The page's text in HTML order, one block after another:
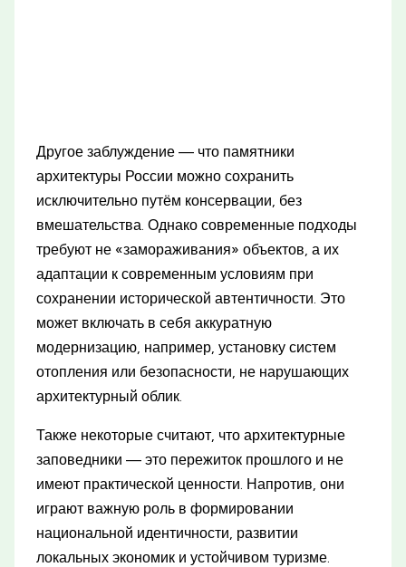
Другое заблуждение — что памятники
архитектуры России можно сохранить
исключительно путём консервации, без
вмешательства. Однако современные подходы
требуют не «замораживания» объектов, а их
адаптации к современным условиям при
сохранении исторической автентичности. Это
может включать в себя аккуратную
модернизацию, например, установку систем
отопления или безопасности, не нарушающих
архитектурный облик.
Также некоторые считают, что архитектурные
заповедники — это пережиток прошлого и не
имеют практической ценности. Напротив, они
играют важную роль в формировании
национальной идентичности, развитии
локальных экономик и устойчивом туризме.